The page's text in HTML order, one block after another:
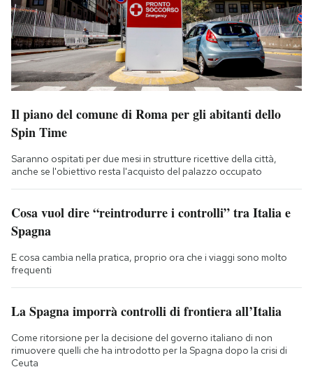
Il piano del comune di Roma per gli abitanti dello
Spin Time
Saranno ospitati per due mesi in strutture ricettive della città,
anche se l'obiettivo resta l'acquisto del palazzo occupato
Cosa vuol dire “reintrodurre i controlli” tra Italia e
Spagna
E cosa cambia nella pratica, proprio ora che i viaggi sono molto
frequenti
La Spagna imporrà controlli di frontiera all’Italia
Come ritorsione per la decisione del governo italiano di non
rimuovere quelli che ha introdotto per la Spagna dopo la crisi di
Ceuta